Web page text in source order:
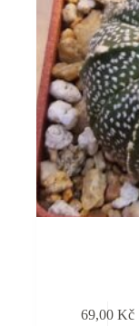
69,00Kč